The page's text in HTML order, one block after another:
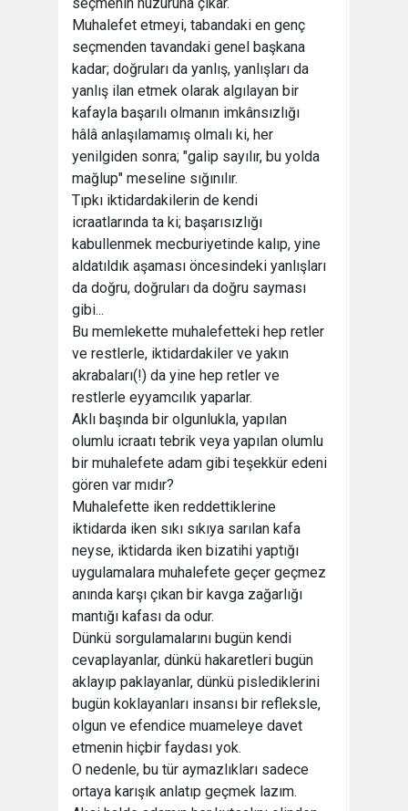
Muhalefet etmeyi, tabandaki en genç
seçmenden tavandaki genel başkana
kadar; doğruları da yanlış, yanlışları da
yanlış ilan etmek olarak algılayan bir
kafayla başarılı olmanın imkânsızlığı
hâlâ anlaşılamamış olmalı ki, her
yenilgiden sonra; "galip sayılır, bu yolda
mağlup" meseline sığınılır.
Tıpkı iktidardakilerin de kendi
icraatlarında ta ki; başarısızlığı
kabullenmek mecburiyetinde kalıp, yine
aldatıldık aşaması öncesindeki yanlışları
da doğru, doğruları da doğru sayması
gibi...
Bu memlekette muhalefetteki hep retler
ve restlerle, iktidardakiler ve yakın
akrabaları(!) da yine hep retler ve
restlerle eyyamcılık yaparlar.
Aklı başında bir olgunlukla, yapılan
olumlu icraatı tebrik veya yapılan olumlu
bir muhalefete adam gibi teşekkür edeni
gören var mıdır?
Muhalefette iken reddettiklerine
iktidarda iken sıkı sıkıya sarılan kafa
neyse, iktidarda iken bizatihi yaptığı
uygulamalara muhalefete geçer geçmez
anında karşı çıkan bir kavga zağarlığı
mantığı kafası da odur.
Dünkü sorgulamalarını bugün kendi
cevaplayanlar, dünkü hakaretleri bugün
aklayıp paklayanlar, dünkü pislediklerini
bugün koklayanları insansı bir refleksle,
olgun ve efendice muameleye davet
etmenin hiçbir faydası yok.
O nedenle, bu tür aymazlıkları sadece
ortaya karışık anlatıp geçmek lazım.